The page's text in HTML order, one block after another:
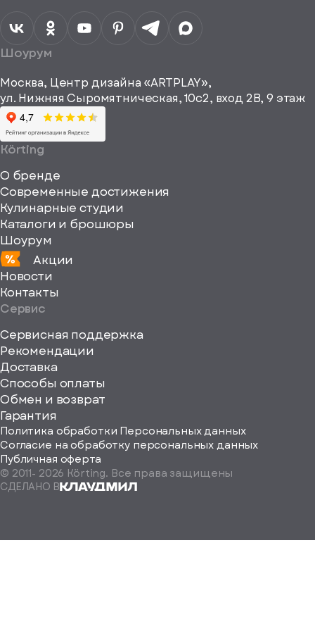
данных
Я согласен
рекламные и
информационные
материалы
viewBox="0
0
Шоурум
Москва, Центр дизайна «ARTPLAY»,
ул. Нижняя Сыромятническая, 10с2, вход 2B, 9 этаж
Körting
О бренде
Современные достижения
Кулинарные студии
Каталоги и брошюры
Шоурум
Акции
Новости
Контакты
Сервис
Сервисная поддержка
Рекомендации
Доставка
Способы оплаты
Обмен и возврат
Гарантия
Политика обработки Персональных данных
Согласие на обработку персональных данных
Публичная оферта
© 2011- 2026 Körting. Все права защищены
СДЕЛАНО В
Определить